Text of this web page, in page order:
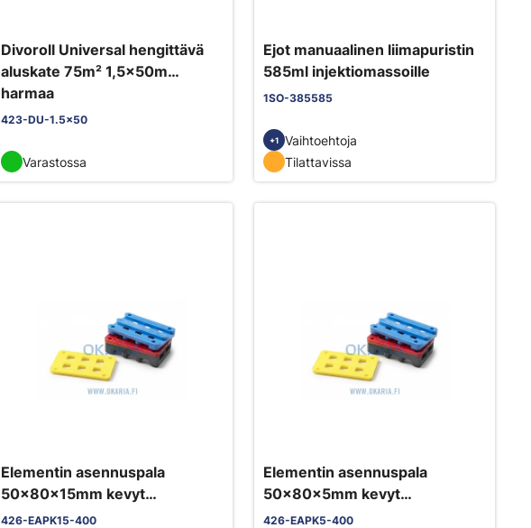
Divoroll Universal hengittävä
aluskate 75m² 1,5x50m
harmaa
423-DU-1.5x50
Varastossa
Ejot manuaalinen liimapuristin
585ml injektiomassoille
1SO-385585
+1
Vaihtoehtoja
Tilattavissa
Elementin asennuspala
50x80x15mm kevyt
400kpl/ptk
426-EAPK15-400
Elementin asennuspala
50x80x5mm kevyt
600kpl/säkki
426-EAPK5-400